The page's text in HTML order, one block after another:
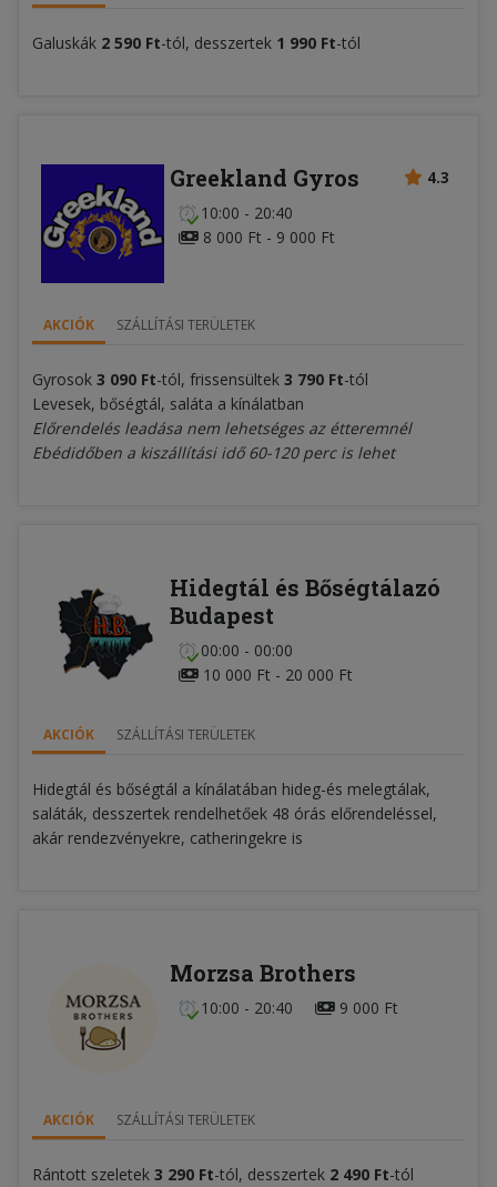
Galuskák 2 590 Ft-tól, desszertek 1 990 Ft-tól
4.3
Greekland Gyros
10:00 - 20:40
8 000 Ft - 9 000 Ft
AKCIÓK SZÁLLÍTÁSI TERÜLETEK
Gyrosok 3 090 Ft-tól, frissensültek 3 790 Ft-tól
Levesek, bőségtál, saláta a kínálatban
Előrendelés leadása nem lehetséges az étteremnél
Ebédidőben a kiszállítási idő 60-120 perc is lehet
Hidegtál és Bőségtálazó
Budapest
00:00 - 00:00
10 000 Ft - 20 000 Ft
AKCIÓK SZÁLLÍTÁSI TERÜLETEK
Hidegtál és bőségtál a kínálatában hideg-és melegtálak,
saláták, desszertek rendelhetőek 48 órás előrendeléssel,
akár rendezvényekre, catheringekre is
Morzsa Brothers
10:00 - 20:40 9 000 Ft
AKCIÓK SZÁLLÍTÁSI TERÜLETEK
Rántott szeletek 3 290 Ft-tól, desszertek 2 490 Ft-tól